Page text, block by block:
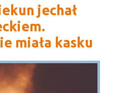
jechał
miała kasku